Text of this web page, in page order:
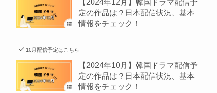
【2024年12月】韓国ドラマ配信予
定の作品は？日本配信状況、基本
情報をチェック！
10月配信予定はこちら
【2024年10月】韓国ドラマ配信予
定の作品は？日本配信状況、基本
情報をチェック！